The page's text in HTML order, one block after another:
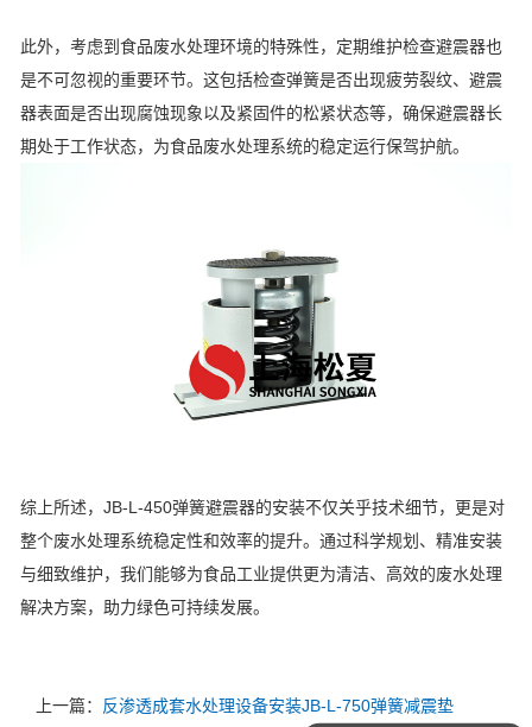
此外，考虑到食品废水处理环境的特殊性，定期维护检查避震器也
是不可忽视的重要环节。这包括检查弹簧是否出现疲劳裂纹、避震
器表面是否出现腐蚀现象以及紧固件的松紧状态等，确保避震器长
期处于工作状态，为食品废水处理系统的稳定运行保驾护航。
综上所述，JB-L-450弹簧避震器的安装不仅关乎技术细节，更是对
整个废水处理系统稳定性和效率的提升。通过科学规划、精准安装
与细致维护，我们能够为食品工业提供更为清洁、高效的废水处理
解决方案，助力绿色可持续发展。
上一篇： 反渗透成套水处理设备安装JB-L-750弹簧减震垫